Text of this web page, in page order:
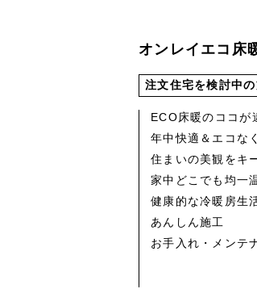
オンレイエコ床
注文住宅を検討中
ECO床暖のココが
年中快適＆エコな
住まいの美観をキ
家中どこでも均一
健康的な冷暖房生
あんしん施工
お手入れ・メンテ